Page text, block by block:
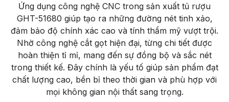
Ứng dụng công nghệ CNC trong sản xuất tủ rượu
GHT-51680 giúp tạo ra những đường nét tinh xảo,
đảm bảo độ chính xác cao và tính thẩm mỹ vượt trội.
Nhờ công nghệ cắt gọt hiện đại, từng chi tiết được
hoàn thiện tỉ mỉ, mang đến sự đồng bộ và sắc nét
trong thiết kế. Đây chính là yếu tố giúp sản phẩm đạt
chất lượng cao, bền bỉ theo thời gian và phù hợp với
mọi không gian nội thất sang trọng.